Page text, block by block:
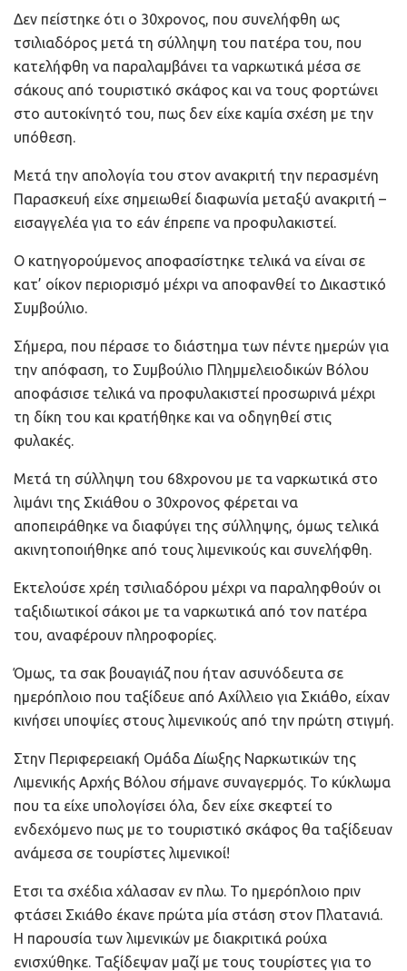
Δεν πείστηκε ότι ο 30χρονος, που συνελήφθη ως
τσιλιαδόρος μετά τη σύλληψη του πατέρα του, που
κατελήφθη να παραλαμβάνει τα ναρκωτικά μέσα σε
σάκους από τουριστικό σκάφος και να τους φορτώνει
στο αυτοκίνητό του, πως δεν είχε καμία σχέση με την
υπόθεση.
Μετά την απολογία του στον ανακριτή την περασμένη
Παρασκευή είχε σημειωθεί διαφωνία μεταξύ ανακριτή –
εισαγγελέα για το εάν έπρεπε να προφυλακιστεί.
Ο κατηγορούμενος αποφασίστηκε τελικά να είναι σε
κατ’ οίκον περιορισμό μέχρι να αποφανθεί το Δικαστικό
Συμβούλιο.
Σήμερα, που πέρασε το διάστημα των πέντε ημερών για
την απόφαση, το Συμβούλιο Πλημμελειοδικών Βόλου
αποφάσισε τελικά να προφυλακιστεί προσωρινά μέχρι
τη δίκη του και κρατήθηκε και να οδηγηθεί στις
φυλακές.
Μετά τη σύλληψη του 68χρονου με τα ναρκωτικά στο
λιμάνι της Σκιάθου ο 30χρονος φέρεται να
αποπειράθηκε να διαφύγει της σύλληψης, όμως τελικά
ακινητοποιήθηκε από τους λιμενικούς και συνελήφθη.
Εκτελούσε χρέη τσιλιαδόρου μέχρι να παραληφθούν οι
ταξιδιωτικοί σάκοι με τα ναρκωτικά από τον πατέρα
του, αναφέρουν πληροφορίες.
Όμως, τα σακ βουαγιάζ που ήταν ασυνόδευτα σε
ημερόπλοιο που ταξίδευε από Αχίλλειο για Σκιάθο, είχαν
κινήσει υποψίες στους λιμενικούς από την πρώτη στιγμή.
Στην Περιφερειακή Ομάδα Δίωξης Ναρκωτικών της
Λιμενικής Αρχής Βόλου σήμανε συναγερμός. Το κύκλωμα
που τα είχε υπολογίσει όλα, δεν είχε σκεφτεί το
ενδεχόμενο πως με το τουριστικό σκάφος θα ταξίδευαν
ανάμεσα σε τουρίστες λιμενικοί!
Ετσι τα σχέδια χάλασαν εν πλω. Το ημερόπλοιο πριν
φτάσει Σκιάθο έκανε πρώτα μία στάση στον Πλατανιά.
Η παρουσία των λιμενικών με διακριτικά ρούχα
ενισχύθηκε. Ταξίδεψαν μαζί με τους τουρίστες για το